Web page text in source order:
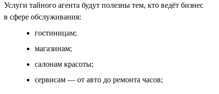
Услуги тайного агента будут полезны тем, кто ведёт бизнес
в сфере обслуживания:
гостиницам;
магазинам;
салонам красоты;
сервисам — от авто до ремонта часов;